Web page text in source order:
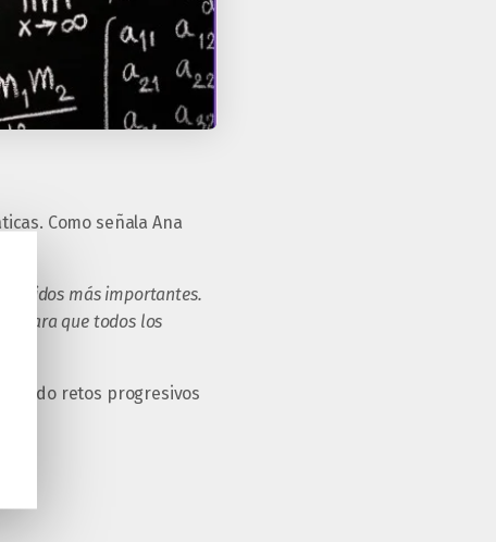
Como señala Ana
más importantes.
para que todos los
retos progresivos